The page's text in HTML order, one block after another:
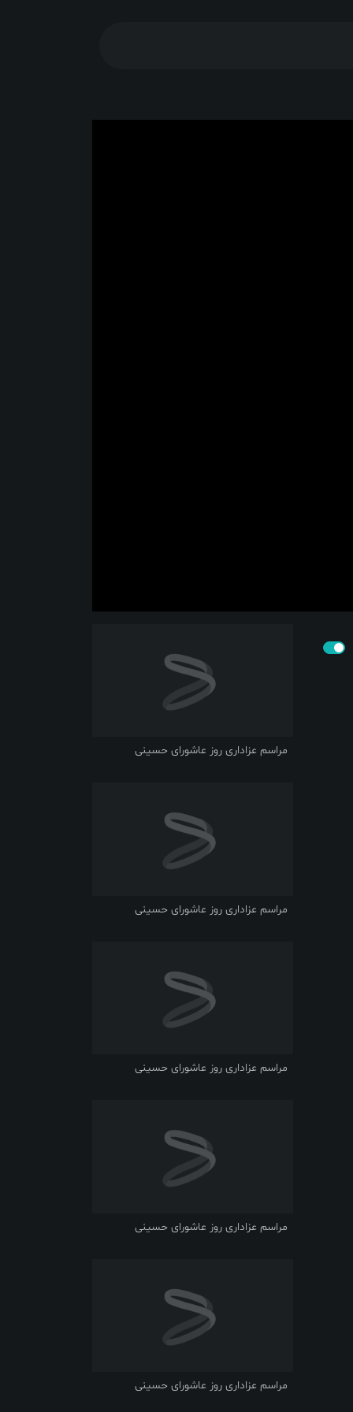
مراسم عزاداری روز عاشورای حسینی
مراسم عزاداری روز عاشورای حسینی
مراسم عزاداری روز عاشورای حسینی
مراسم عزاداری روز عاشورای حسینی
مراسم عزاداری روز عاشورای حسینی